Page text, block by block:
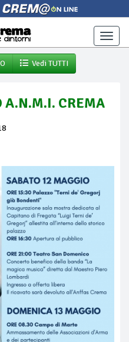
Toggle
Vedi TUTTI
A.N.M.I. CREMA